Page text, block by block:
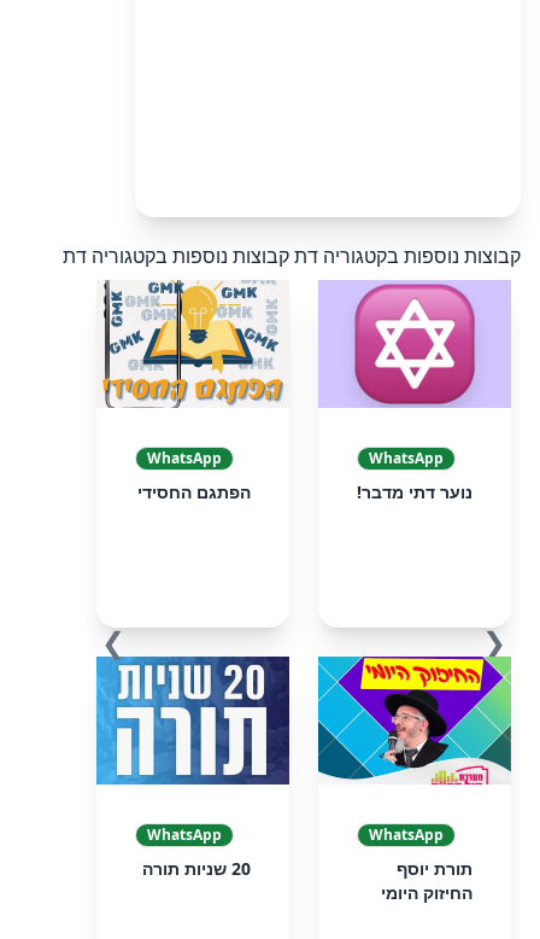
קבוצות נוספות בקטגוריה דתקבוצות נוספות בקטגוריה דת
❮
WhatsApp
נוער דתי מדבר!
WhatsApp
הפתגם החסידי
WhatsApp
תורת יוסף
החיזוק היומי
WhatsApp
20 שניות תורה
❯